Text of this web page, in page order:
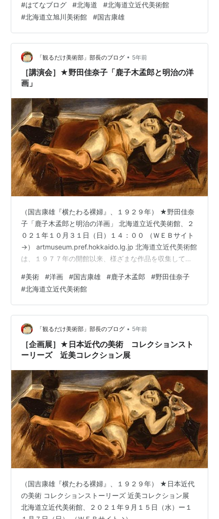
この時代、芸術の都として人々を惹きつけていたパリで
は、美術のみならず、音楽、文学、映画、工芸など、様
ざまな芸術が花開きました。このときに活躍した「エコ
ール・ド・パリ（パリ派）」と呼ばれた画家たちの多く
は、新たな表現を求めパリに集ったフランス国外からの
異邦人た…
#はてなブログ #北海道 #北海道立近代美術館
#北海道立旭川美術館 #国吉康雄
「観るだけ美術部」部長のブログ • 5年前
［講演会］★野田佳奈子「鹿子木孟郎と明治の洋
画」
（国吉康雄『横たわる裸婦』、１９２９年） ★野田佳奈
子「鹿子木孟郎と明治の洋画」 北海道立近代美術館、２
０２１年１０月３１日（日）１４：００ （ＷＥＢサイト
→） artmuseum.pref.hokkaido.lg.jp 北海道立近代美術館
は、１９７７年の開館以来、様ざまな作品を収集してき
ル・ド・パリ」「ガラス工芸」「現代の美術」という５
つの方針による収蔵作品は、現在５，６００点以上を数
えます。今年度の近美コレクション展では、「コレクシ
ョンストーリーズ」と題したシリーズにより、１年間を
通して各分野の魅力を改めて掘り起こします。 シリーズ
の３回目…
#美術 #洋画 #国吉康雄 #鹿子木孟郎 #野田佳奈子
#北海道立近代美術館
「観るだけ美術部」部長のブログ • 5年前
［企画展］★日本近代の美術 コレクションスト
ーリーズ 近美コレクション展
（国吉康雄『横たわる裸婦』、１９２９年） ★日本近代
の美術 コレクションストーリーズ 近美コレクション展
北海道立近代美術館、２０２１年９月１５日（水）ー１